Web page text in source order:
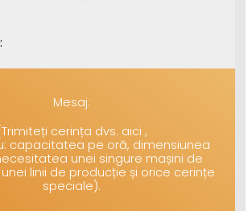
Mesaj:
cerința dvs. aici ,
capacitatea pe oră, dimensiunea
unei singure mașini de
linii de producție și orice cerințe
speciale).